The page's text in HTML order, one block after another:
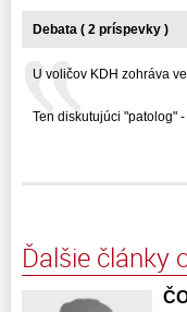
Debata ( 2 príspevky )
U voličov KDH zohráva
Ten diskutujúci "patolog" -
Ďalšie články